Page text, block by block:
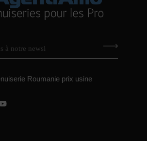
Roumanie prix usine